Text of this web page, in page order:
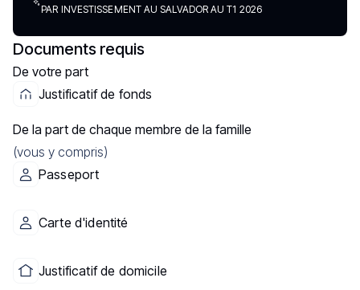
PAR INVESTISSEMENT AU SALVADOR AU T1 2026
Documents requis
De votre part
Justificatif de fonds
De la part de chaque membre de la famille
(vous y compris)
Passeport
Carte d'identité
Justificatif de domicile